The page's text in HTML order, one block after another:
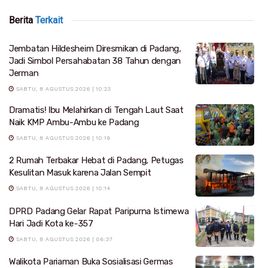
Berita Terkait
Jembatan Hildesheim Diresmikan di Padang,
Jadi Simbol Persahabatan 38 Tahun dengan
Jerman
SABTU, 8 AGUSTUS 2026 | 10:23
Dramatis! Ibu Melahirkan di Tengah Laut Saat
Naik KMP Ambu-Ambu ke Padang
SABTU, 8 AGUSTUS 2026 | 10:19
2 Rumah Terbakar Hebat di Padang, Petugas
Kesulitan Masuk karena Jalan Sempit
SABTU, 8 AGUSTUS 2026 | 10:14
DPRD Padang Gelar Rapat Paripurna Istimewa
Hari Jadi Kota ke-357
SABTU, 8 AGUSTUS 2026 | 06:37
Walikota Pariaman Buka Sosialisasi Germas